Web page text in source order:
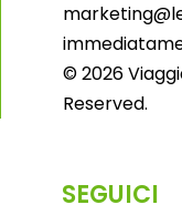
© 2026
Reserved.
SEGUICI